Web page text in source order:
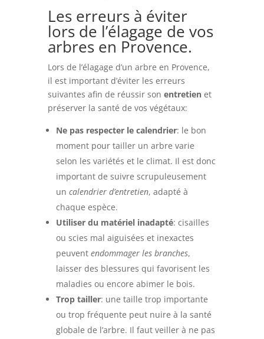
Les erreurs à éviter
lors de l’élagage de vos
arbres en Provence.
Lors de l’élagage d’un arbre en Provence,
il est important d’éviter les erreurs
suivantes afin de réussir son entretienet
préserver la santé de vos végétaux:
Ne pas respecter le calendrier: le bon
moment pour tailler un arbre varie
selon les variétés et le climat. Il est donc
important de suivre scrupuleusement
un calendrier d’entretien, adapté à
chaque espèce.
Utiliser du matériel inadapté: cisailles
ou scies mal aiguisées et inexactes
peuvent endommager les branches,
laisser des blessures qui favorisent les
maladies ou encore abimer le bois.
Trop tailler: une taille trop importante
ou trop fréquente peut nuire à la santé
globale de l’arbre. Il faut veiller à ne pas